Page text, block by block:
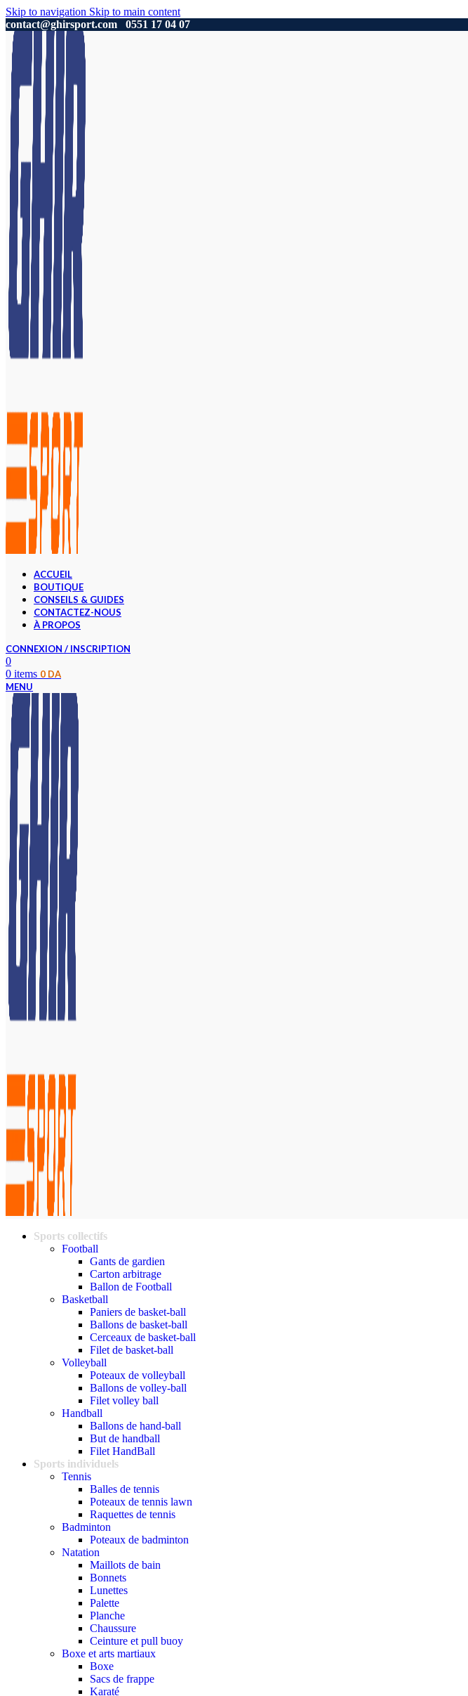
Skip to navigation Skip to main content
contact@ghirsport.com
0551 17 04 07
ACCUEIL
BOUTIQUE
CONSEILS & GUIDES
CONTACTEZ-NOUS
À PROPOS
CONNEXION / INSCRIPTION
0
0 items 0 DA
MENU
Sports collectifs
Football
Gants de gardien
Carton arbitrage
Ballon de Football
Basketball
Paniers de basket-ball
Ballons de basket-ball
Cerceaux de basket-ball
Filet de basket-ball
Volleyball
Poteaux de volleyball
Ballons de volley-ball
Filet volley ball
Handball
Ballons de hand-ball
But de handball
Filet HandBall
Sports individuels
Tennis
Balles de tennis
Poteaux de tennis lawn
Raquettes de tennis
Badminton
Poteaux de badminton
Natation
Maillots de bain
Bonnets
Lunettes
Palette
Planche
Chaussure
Ceinture et pull buoy
Boxe et arts martiaux
Boxe
Sacs de frappe
Karaté